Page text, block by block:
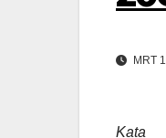
MRT
Kata